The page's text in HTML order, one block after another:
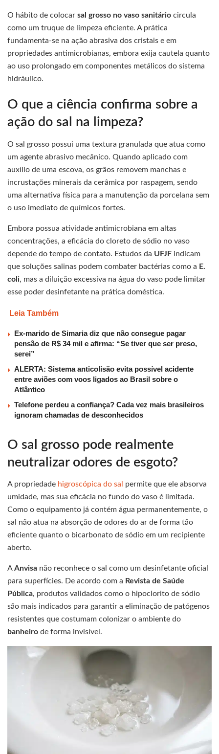
O hábito de colocar sal grosso no vaso sanitário circula
como um truque de limpeza eficiente. A prática
fundamenta-se na ação abrasiva dos cristais e em
propriedades antimicrobianas, embora exija cautela quanto
ao uso prolongado em componentes metálicos do sistema
hidráulico.
O que a ciência confirma sobre a
ação do sal na limpeza?
O sal grosso possui uma textura granulada que atua como
um agente abrasivo mecânico. Quando aplicado com
auxílio de uma escova, os grãos removem manchas e
incrustações minerais da cerâmica por raspagem, sendo
uma alternativa física para a manutenção da porcelana sem
o uso imediato de químicos fortes.
Embora possua atividade antimicrobiana em altas
concentrações, a eficácia do cloreto de sódio no vaso
depende do tempo de contato. Estudos da UFJF indicam
que soluções salinas podem combater bactérias como a E.
coli, mas a diluição excessiva na água do vaso pode limitar
esse poder desinfetante na prática doméstica.
Leia Também
Ex-marido de Simaria diz que não consegue pagar
pensão de R$ 34 mil e afirma: “Se tiver que ser preso,
serei”
ALERTA: Sistema anticolisão evita possível acidente
entre aviões com voos ligados ao Brasil sobre o
Atlântico
Telefone perdeu a confiança? Cada vez mais brasileiros
ignoram chamadas de desconhecidos
O sal grosso pode realmente
neutralizar odores de esgoto?
A propriedade higroscópica do sal
permite que ele absorva
umidade, mas sua eficácia no fundo do vaso é limitada.
Como o equipamento já contém água permanentemente, o
sal não atua na absorção de odores do ar de forma tão
eficiente quanto o bicarbonato de sódio em um recipiente
aberto.
AAnvisa não reconhece o sal como um desinfetante oficial
para superfícies. De acordo com a Revista de Saúde
Pública, produtos validados como o hipoclorito de sódio
são mais indicados para garantir a eliminação de patógenos
resistentes que costumam colonizar o ambiente do
banheiro de forma invisível.